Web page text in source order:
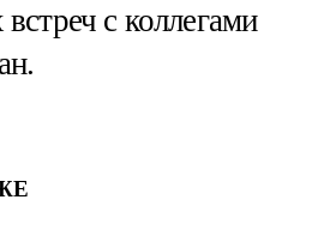
с коллегами